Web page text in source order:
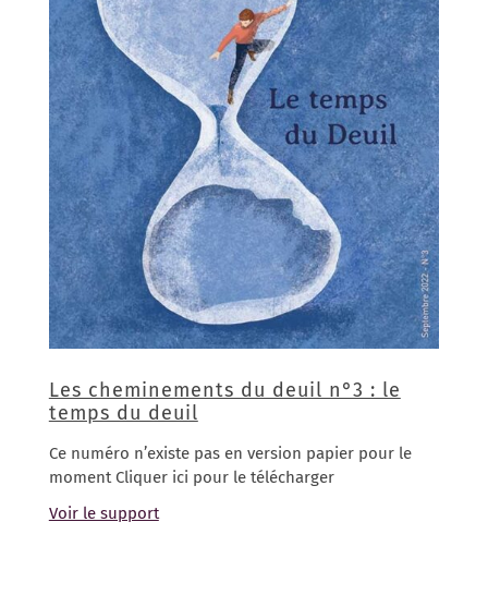
Les cheminements du deuil n°3 : le
temps du deuil
Ce numéro n’existe pas en version papier pour le
moment Cliquer ici pour le télécharger
Voir le support